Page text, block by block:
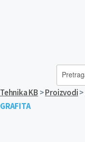
Tehnika KB >Proizvodi>
GRAFITA